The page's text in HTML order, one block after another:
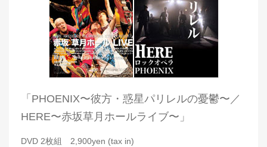
「PHOENIX〜彼方・惑星パリレルの憂鬱〜／
HERE〜赤坂草月ホールライブ〜」
DVD 2枚組 2,900yen (tax in)